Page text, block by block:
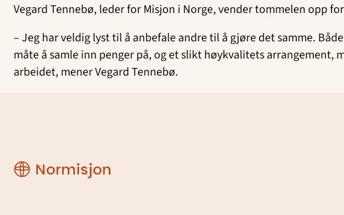
Vegard Tennebø, leder for Misjon i Norge, vender tommelen opp
– Jeg har veldig lyst til å anbefale andre til å gjøre det samme.
måte å samle inn penger på, og et slikt høykvalitets
arbeidet, mener Vegard Tennebø.
Normisjon